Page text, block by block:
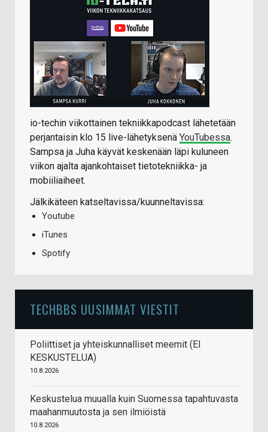
io-techin viikottainen tekniikkapodcast lähetetään
perjantaisin klo 15 live-lähetyksenä YouTubessa.
Sampsa ja Juha käyvät keskenään läpi kuluneen
viikon ajalta ajankohtaiset tietotekniikka- ja
mobiiliaiheet.
Jälkikäteen katseltavissa/kuunneltavissa:
Youtube
iTunes
Spotify
TECHBBS UUSIMMAT VIESTIT
Poliittiset ja yhteiskunnalliset meemit (EI
KESKUSTELUA)
10.8.2026
Keskustelua muualla kuin Suomessa tapahtuvasta
maahanmuutosta ja sen ilmiöistä
10.8.2026